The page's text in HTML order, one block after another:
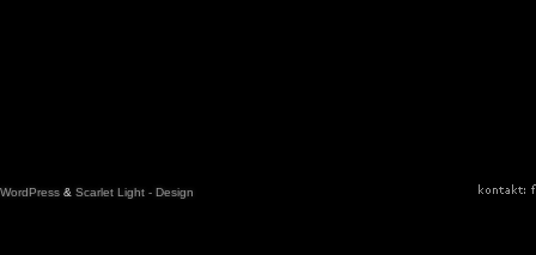
WordPress & Scarlet Light - Design